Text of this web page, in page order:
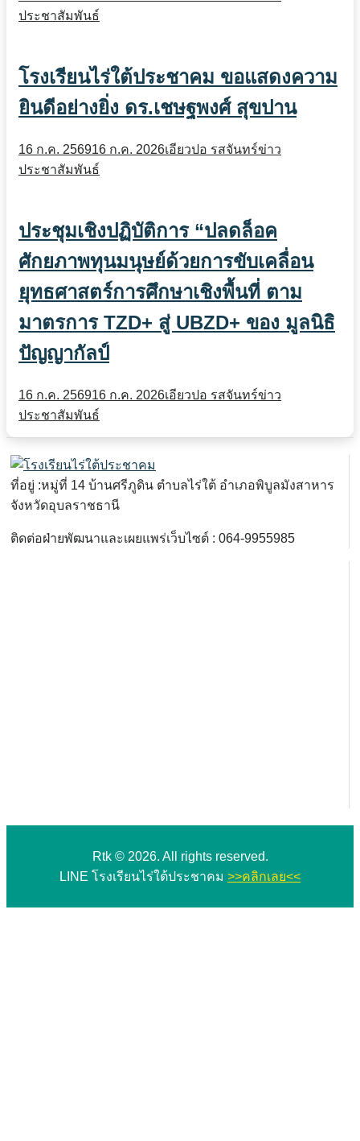
ประชาสัมพันธ์
โรงเรียนไร่ใต้ประชาคม ขอแสดงความ
ยินดีอย่างยิ่ง ดร.เชษฐพงศ์ สุขปาน
16 ก.ค. 256916 ก.ค. 2026เอียวปอ รสจันทร์ข่าว
ประชาสัมพันธ์
ประชุมเชิงปฏิบัติการ “ปลดล็อค
ศักยภาพทุนมนุษย์ด้วยการขับเคลื่อน
ยุทธศาสตร์การศึกษาเชิงพื้นที่ ตาม
มาตรการ TZD+ สู่ UBZD+ ของ มูลนิธิ
ปัญญากัลป์
16 ก.ค. 256916 ก.ค. 2026เอียวปอ รสจันทร์ข่าว
ประชาสัมพันธ์
ที่อยู่ :หมู่ที่ 14 บ้านศรีภูดิน ตำบลไร่ใต้ อำเภอพิบูลมังสาหาร
จังหวัดอุบลราชธานี
ติดต่อฝ่ายพัฒนาและเผยแพร่เว็บไซต์ : 064-9955985
Rtk © 2026. All rights reserved.
LINE โรงเรียนไร่ใต้ประชาคม >>คลิกเลย<<